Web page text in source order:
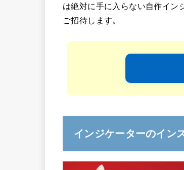
は絶対に手に入らない自作イン
ご招待します。
インジケーターのイン